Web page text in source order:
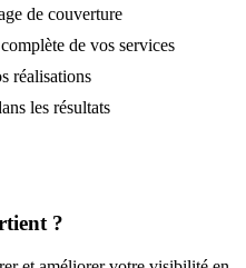
de couverture
de vos services
réalisations
les résultats
?